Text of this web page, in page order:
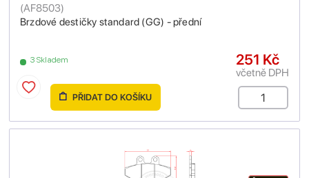
Brzdové destičky standard (GG) - přední
(AF8503)
3 Skladem 251 Kč
včetně DPH
PŘIDAT DO KOŠÍKU